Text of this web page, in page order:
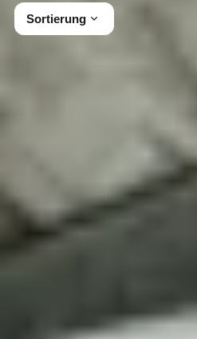
Sortierung
Genussvolle
Saucen online
Entdecke die verlockende
Saucen und verleihen
Saucen online kaufen, die
verwöhnen, sondern auch